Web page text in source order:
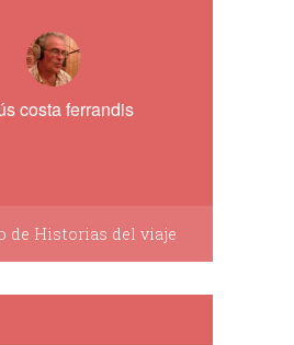
costa ferrandis
de Historias del viaje